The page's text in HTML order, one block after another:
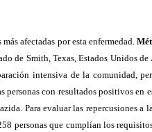
afectadas por esta enfermedad.
de Smith, Texas, Estados Unidos
intensiva de la comunidad,
con resultados positivos
Para evaluar las repercusiones a
personas que cumplían los